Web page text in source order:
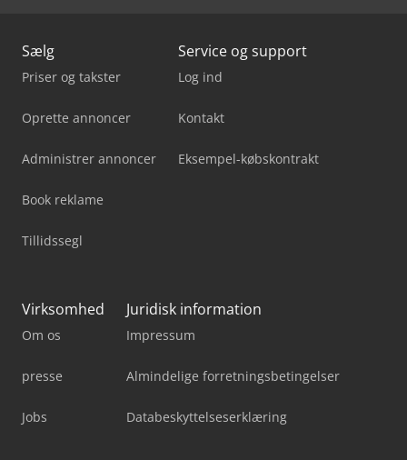
Sælg
Priser og takster
Oprette annoncer
Administrer annoncer
Book reklame
Tillidssegl
Service og support
Log ind
Kontakt
Eksempel-købskontrakt
Virksomhed
Om os
presse
Jobs
Juridisk information
Impressum
Almindelige forretningsbetingelser
Databeskyttelseserklæring